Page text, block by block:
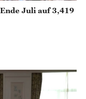
Juli auf 3,419